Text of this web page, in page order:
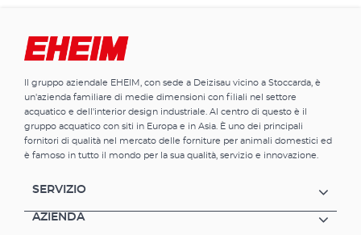
Il gruppo aziendale EHEIM, con sede a Deizisau vicino a Stoccarda, è
un'azienda familiare di medie dimensioni con filiali nel settore
acquatico e dell'interior design industriale. Al centro di questo è il
gruppo acquatico con siti in Europa e in Asia. È uno dei principali
fornitori di qualità nel mercato delle forniture per animali domestici ed
è famoso in tutto il mondo per la sua qualità, servizio e innovazione.
SERVIZIO
AZIENDA